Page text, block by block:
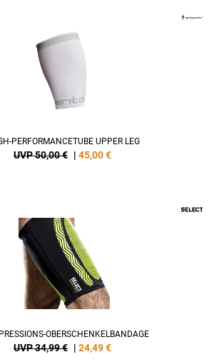
PERFORMANCETUBE UPPER LEG
UVP 50,00 € | 45,00€
OBERSCHENKELBANDAGE
UVP 34,99 € | 24,49€